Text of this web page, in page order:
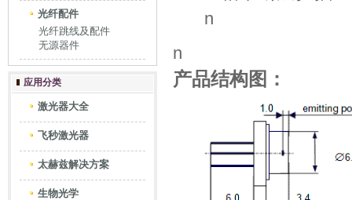
光纤配件
光纤跳线及配件
无源器件
应用分类
激光器大全
飞秒激光器
太赫兹解决方案
生物光学
n
n
产品结构图：